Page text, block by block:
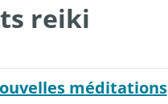
reiki
méditations